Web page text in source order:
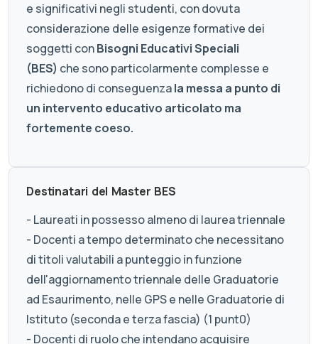
e significativi negli studenti, con dovuta
considerazione delle esigenze formative dei
soggetti conBisogni Educativi Speciali
(BES) che sono particolarmente complesse e
richiedono di conseguenzala messa a punto di
un intervento educativo articolato ma
fortemente coeso.
Destinatari del Master BES
- Laureati in possesso almeno di laurea triennale
- Docenti a tempo determinato che necessitano
di titoli valutabili a punteggio in funzione
dell'aggiornamento triennale delle Graduatorie
ad Esaurimento, nelle GPS e nelle Graduatorie di
Istituto (seconda e terza fascia) (1 punt0)
- Docenti di ruolo che intendano acquisire